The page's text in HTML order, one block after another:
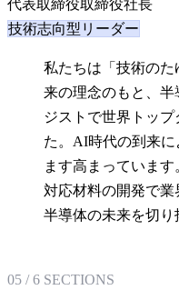
代表取締役取締役社長
技術志向型リーダー
私たちは「技術の
来の理念のもと、
ジストで世界トッ
た。AI時代の到来
ます高まっていま
対応材料の開発で
半導体の未来を切り
05 /6 SECTIONS